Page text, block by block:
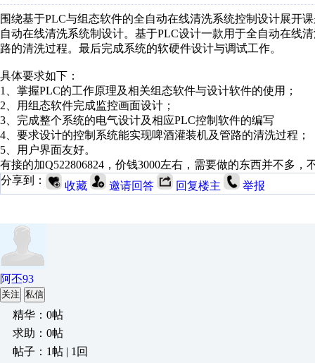
围绕基于PLC与组态软件的全自动在线清洗系统控制设计展开
自动在线清洗系统制设计。基于PLC设计一款用于全自动在线
路的清洗过程。最后完成系统的软硬件设计与调试工作。
具体要求如下：
1、掌握PLC的工作原理及相关组态软件与设计软件的使用；
2、用组态软件完成监控画面设计；
3、完成整个系统的电气设计及相应PLC控制软件的编写
4、要求设计的控制系统能实现啤酒灌装机及管路的清洗过程；
5、用户界面友好。
有接的加Q522806824，价钱3000左右，需要做的东西并不多，
分享到：
收藏 邀请回答 回复楼主 举报
阿丕93
关注 私信
精华：0帖
求助：0帖
帖子：1帖 | 1回